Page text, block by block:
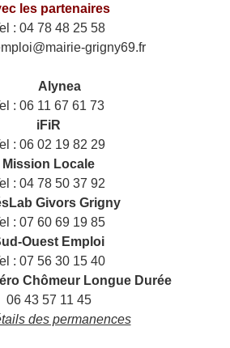
les partenaires
: 04 78 48 25 58
grigny69.fr
Alynea
: 06 11 67 61 73
iFiR
: 06 02 19 82 29
Mission Locale
: 04 78 50 37 92
Givors Grigny
: 07 60 69 19 85
Ouest Emploi
: 07 56 30 15 40
Chômeur Longue Durée
06 43 57 11 45
des permanences